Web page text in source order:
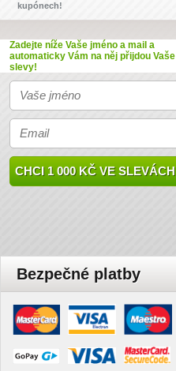
kupónech!
Zadejte níže Vaše jméno a mail a
automaticky Vám na něj přijdou Vaše
slevy!
CHCI 1 000 KČ VE SLEVÁCH
Bezpečné platby